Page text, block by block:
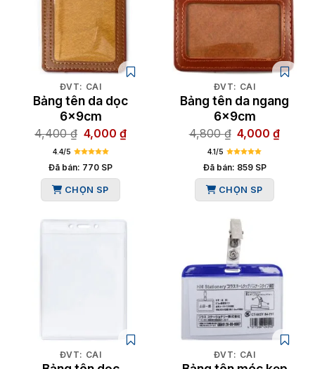
ĐVT: CÁI
Bảng tên da dọc
6x9cm
4,400₫ Giá
gốc
là:
4,400 ₫.
4,000 ₫Giá
4.4/5
Đã bán: 770 SP
CHỌN SP
ĐVT: CÁI
Bảng tên da ngang
6x9cm
4,800₫ Giá
gốc
là:
4,800 ₫.
4,000₫Giá
4.1/5
Đã bán: 859 SP
CHỌN SP
ĐVT: CÁI ĐVT: CÁI